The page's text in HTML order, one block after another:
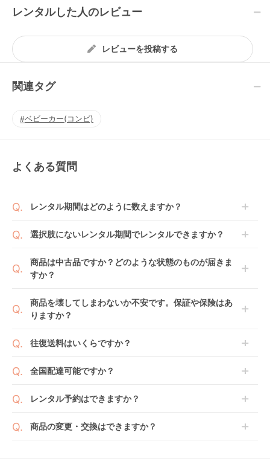
レンタルした人のレビュー
レビューを投稿する
関連タグ
ベビーカー(コンビ)
よくある質問
レンタル期間はどのように数えますか？
開始日1日目となります。
日までに配送業者（佐川急便）に商品の引渡しとなり
ます。
選択肢にないレンタル期間でレンタルできますか？
間の利用が可能です。
例えば4ヶ月の場合、3ヶ月レンタル＋1ヶ月延長とし
の上で、早期にご返却ください。
商品は中古品ですか？どのような状態のものが届きま
すか？
のもございます。
新品商品はメーカーから仕入れた状態のものをお送り
走行テストを行う場合がございます。
となる場合がございます。その際、メーカーの都合に
場合や、在庫切れによりご注文をキャンセルさせてい
い。
※万が一キャンセルとなった場合には、代金は全額ご
商品を壊してしまわないか不安です。保証や保険はあ
りますか？
おります。
ョンをご購入ください。
詳しくはこちらをご確認ください。
往復送料はいくらですか？
へ入れ、カートページから住所を入力すると送料が確
全国配達可能ですか？
※空港への配達はご対応できかねますのであらかじめ
レンタル予約はできますか？
可能ですので、商品のご注文時にご希望のお日にちに
商品の変更・交換はできますか？